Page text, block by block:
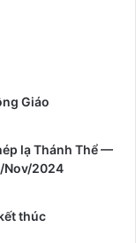
Giáo
lạ Thánh Thể —
Nov/2024
thúc